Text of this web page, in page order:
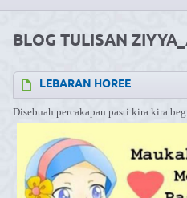
BLOG TULISAN
LEBARAN HOREE
Disebuah percakapan pasti kira kira